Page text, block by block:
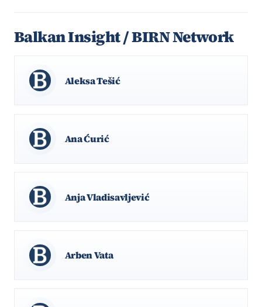
Balkan Insight / BIRN Network
Aleksa Tešić
Ana Ćurić
Anja Vladisavljević
Arben Vata